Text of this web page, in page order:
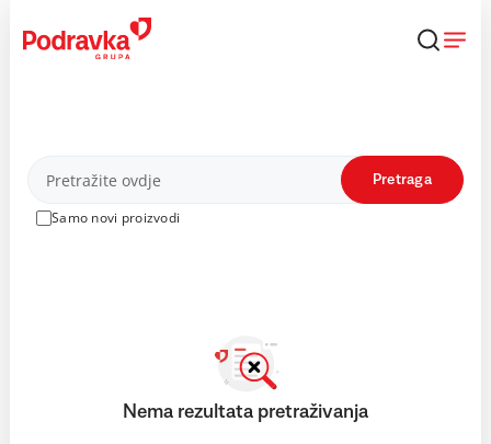
content
Proizvodi
Samo novi proizvodi
Pretraga
Nema rezultata pretraživanja